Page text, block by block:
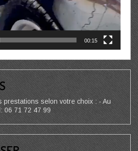
00:15
prestations selon votre choix : - Au
06 71 72 47 99